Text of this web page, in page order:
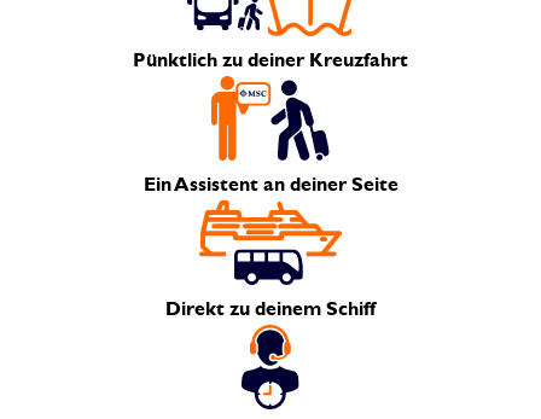
Pünktlich zu deiner Kreuzfahrt
Ein Assistent an deiner Seite
Direkt zu deinem Schiff